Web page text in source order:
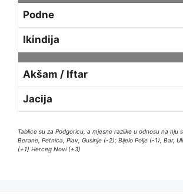
Podne
Ikindija
Akšam / Iftar
Jacija
Tablice su za Podgoricu, a mjesne razlike u odnosu na nju
Berane, Petnica, Plav, Gusinje (-2); Bijelo Polje (-1), Bar,
(+1) Herceg Novi (+3)